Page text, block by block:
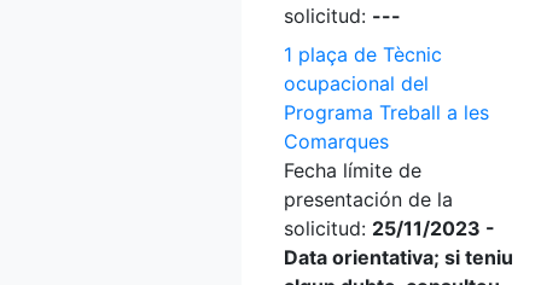
solicitud: ---
1 plaça de Tècnic
ocupacional del
Programa Treball a les
Comarques
Fecha límite de
presentación de la
solicitud: 25/11/2023 -
Data orientativa; si teniu